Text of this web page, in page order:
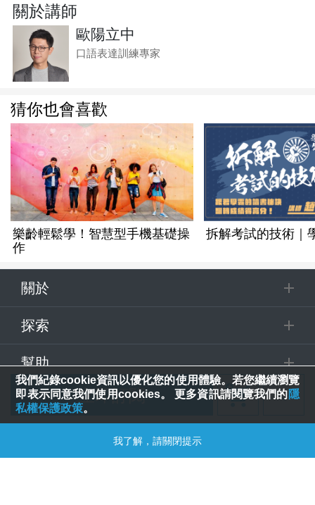
關於講師
歐陽立中
口語表達訓練專家
猜你也會喜歡
樂齡輕鬆學！智慧型手機基礎操
作
拆解考試的技術｜
立即訂閱
關於
探索
幫助
追蹤
© 2025 Spring House Entertainment Tech. Inc. All Rights Reserved.
我們紀錄cookie資訊以優化您的使用體驗。若您繼續瀏覽
即表示同意我們使用cookies。 更多資訊請閱覽我們的隱
私權保護政策。
我了解，請關閉提示